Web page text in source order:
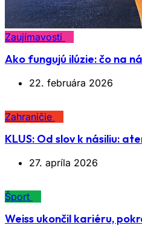
Zaujímavosti
Ako fungujú ilúzie: čo na
22. februára 2026
Zahraničie
KLUS: Od slov k násiliu:
27. apríla 2026
Šport
Weiss ukončil kariéru,